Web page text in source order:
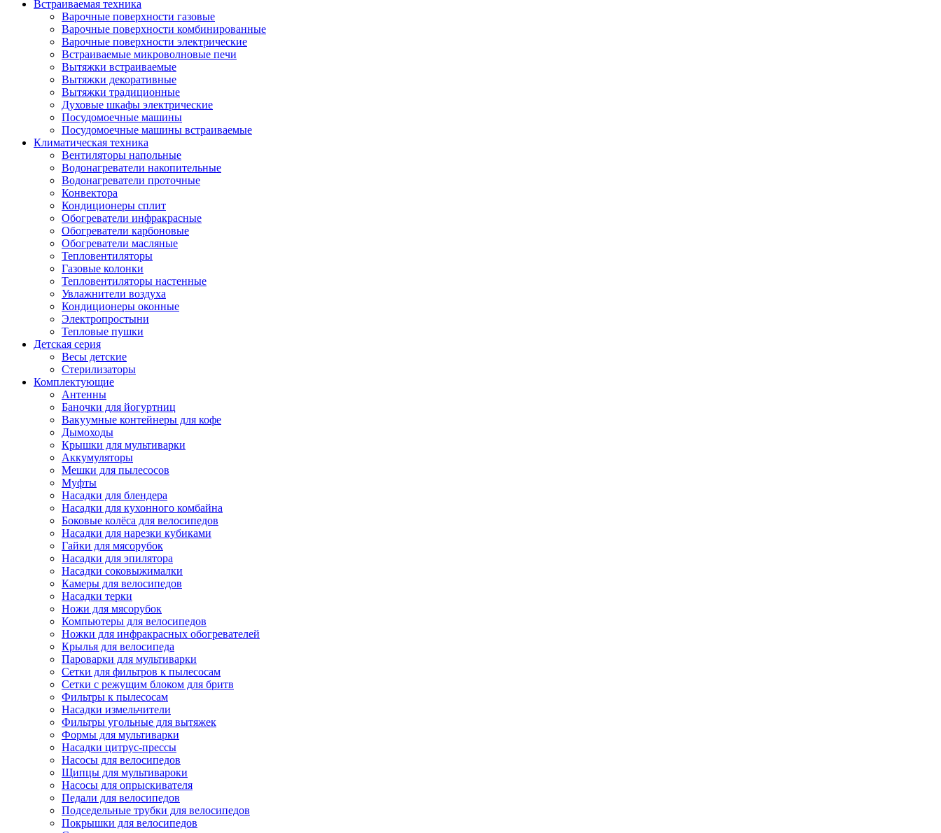
Встраиваемая техника
Варочные поверхности газовые
Варочные поверхности комбинированные
Варочные поверхности электрические
Встраиваемые микроволновые печи
Вытяжки встраиваемые
Вытяжки декоративные
Вытяжки традиционные
Духовые шкафы электрические
Посудомоечные машины
Посудомоечные машины встраиваемые
Климатическая техника
Вентиляторы напольные
Водонагреватели накопительные
Водонагреватели проточные
Конвектора
Кондиционеры сплит
Обогреватели инфракрасные
Обогреватели карбоновые
Обогреватели масляные
Тепловентиляторы
Газовые колонки
Тепловентиляторы настенные
Увлажнители воздуха
Кондиционеры оконные
Электропростыни
Тепловые пушки
Детская серия
Весы детские
Стерилизаторы
Комплектующие
Антенны
Баночки для йогуртниц
Вакуумные контейнеры для кофе
Дымоходы
Крышки для мультиварки
Аккумуляторы
Мешки для пылесосов
Муфты
Насадки для блендера
Насадки для кухонного комбайна
Боковые колёса для велосипедов
Насадки для нарезки кубиками
Гайки для мясорубок
Насадки для эпилятора
Насадки соковыжималки
Камеры для велосипедов
Насадки терки
Ножи для мясорубок
Компьютеры для велосипедов
Ножки для инфракрасных обогревателей
Крылья для велосипеда
Пароварки для мультиварки
Сетки для фильтров к пылесосам
Сетки с режущим блоком для бритв
Фильтры к пылесосам
Насадки измельчители
Фильтры угольные для вытяжек
Формы для мультиварки
Насадки цитрус-прессы
Насосы для велосипедов
Щипцы для мультивароки
Насосы для опрыскивателя
Педали для велосипедов
Подседельные трубки для велосипедов
Покрышки для велосипедов